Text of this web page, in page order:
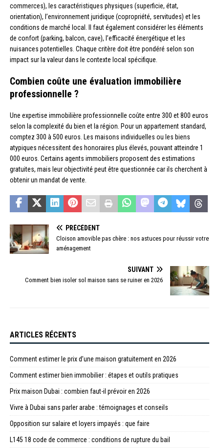
commerces), les caractéristiques physiques (superficie, état,
orientation), l’environnement juridique (copropriété, servitudes) et les
conditions de marché local. Il faut également considérer les éléments
de confort (parking, balcon, cave), l’efficacité énergétique et les
nuisances potentielles. Chaque critère doit être pondéré selon son
impact sur la valeur dans le contexte local spécifique.
Combien coûte une évaluation immobilière
professionnelle ?
Une expertise immobilière professionnelle coûte entre 300 et 800 euros
selon la complexité du bien et la région. Pour un appartement standard,
comptez 300 à 500 euros. Les maisons individuelles ou les biens
atypiques nécessitent des honoraires plus élevés, pouvant atteindre 1
000 euros. Certains agents immobiliers proposent des estimations
gratuites, mais leur objectivité peut être questionnée car ils cherchent à
obtenir un mandat de vente.
PRÉCÉDENT
Cloison amovible pas chère : nos astuces pour réussir votre
aménagement
SUIVANT
Comment bien isoler sol maison sans se ruiner en 2026
ARTICLES RÉCENTS
Comment estimer le prix d’une maison gratuitement en 2026
Comment estimer bien immobilier : étapes et outils pratiques
Prix maison Dubai : combien faut-il prévoir en 2026
Vivre à Dubai sans parler arabe : témoignages et conseils
Opposition sur salaire et loyers impayés : que faire
L145 18 code de commerce : conditions de rupture du bail